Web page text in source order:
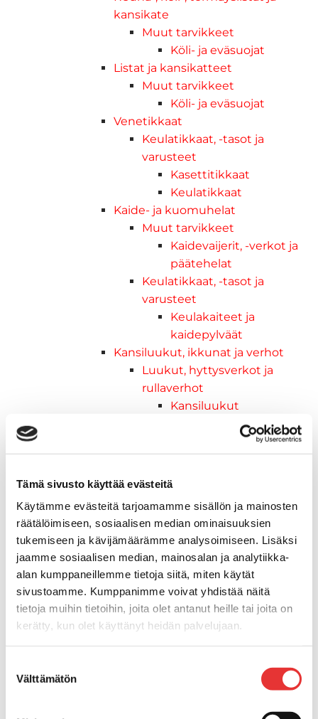
Tämä sivusto käyttää evästeitä
Käytämme evästeitä tarjoamamme sisällön ja mainosten
räätälöimiseen, sosiaalisen median ominaisuuksien
tukemiseen ja kävijämäärämme analysoimiseen. Lisäksi
jaamme sosiaalisen median, mainosalan ja analytiikka-
alan kumppaneillemme tietoja siitä, miten käytät
sivustoamme. Kumppanimme voivat yhdistää näitä
tietoja muihin tietoihin, joita olet antanut heille tai joita on
kerätty, kun olet käyttänyt heidän palvelujaan.
valinta
Välttämätön
kansikate
Muut tarvikkeet
Köli- ja eväsuojat
Listat ja kansikatteet
Muut tarvikkeet
Köli- ja eväsuojat
Venetikkaat
Keulatikkaat, -tasot ja
varusteet
Kasettitikkaat
Keulatikkaat
Kaide- ja kuomuhelat
Muut tarvikkeet
Kaidevaijerit, -verkot ja
päätehelat
Keulatikkaat, -tasot ja
varusteet
Keulakaiteet ja
kaidepylväät
Kansiluukut, ikkunat ja verhot
Luukut, hyttysverkot ja
rullaverhot
Kansiluukut
Hyttysverkot
Uimatikkaat
Keulatikkaat
Köysitikkaat
Kiinnikkeet ja tukijalat
Kävelysillat
Muut kiinnityshelat
Koukkupidike
Pidike "clips", muovia
Reuna-, köli-, törmäyslistat ja kansikate